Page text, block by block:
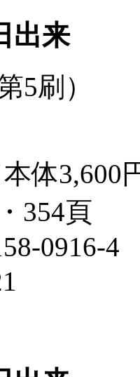
出来
5刷）
体3,600
354頁
0916-4